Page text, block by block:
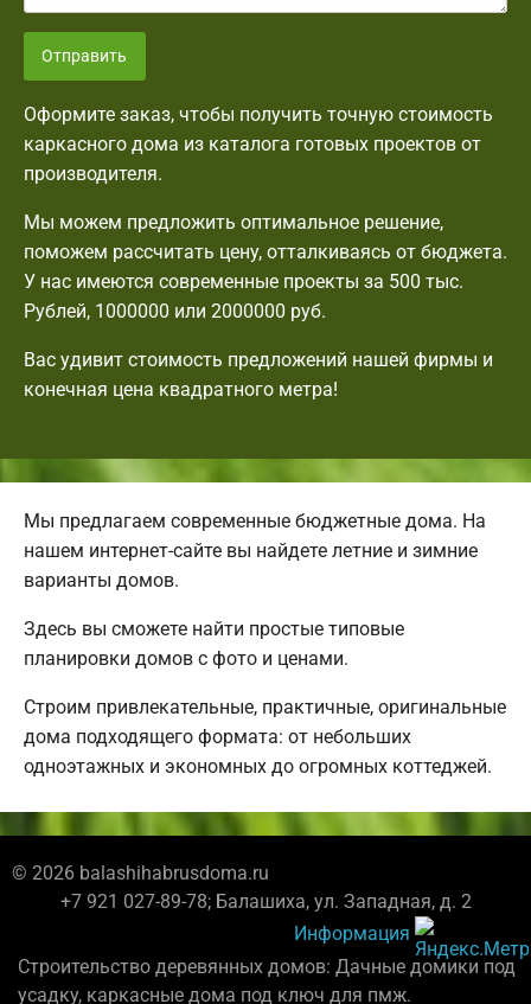
Отправить
Оформите заказ, чтобы получить точную стоимость
каркасного дома из каталога готовых проектов от
производителя.
Мы можем предложить оптимальное решение,
поможем рассчитать цену, отталкиваясь от бюджета.
У нас имеются современные проекты за 500 тыс.
Рублей, 1000000 или 2000000 руб.
Вас удивит стоимость предложений нашей фирмы и
конечная цена квадратного метра!
Мы предлагаем современные бюджетные дома. На
нашем интернет-сайте вы найдете летние и зимние
варианты домов.
Здесь вы сможете найти простые типовые
планировки домов с фото и ценами.
Строим привлекательные, практичные, оригинальные
дома подходящего формата: от небольших
одноэтажных и экономных до огромных коттеджей.
© 2026 balashihabrusdoma.ru
+7 921 027-89-78; Балашиха, ул. Западная, д. 2
Информация
Строительство деревянных домов: Дачные домики под
усадку, каркасные дома под ключ для пмж.